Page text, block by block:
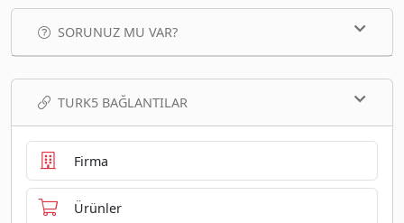
SORUNUZ MU VAR?
TURK5 BAĞLANTILAR
Firma
Ürünler